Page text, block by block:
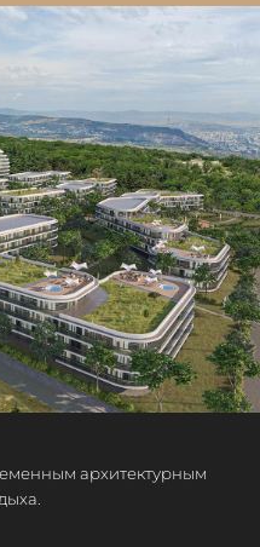
архитектурным